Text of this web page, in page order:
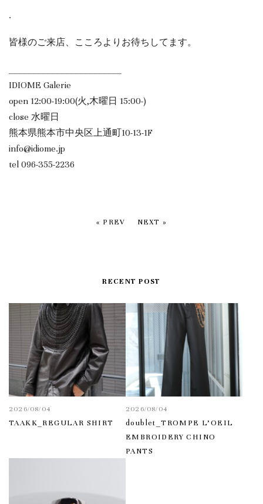
.
皆様のご来店、こころよりお待ちしてます。
IDIOME Galerie
open 12:00-19:00(火,木曜日 15:00-)
close 水曜日
熊本県熊本市中央区上通町10-13-1F
info@idiome.jp
tel 096-355-2236
« PREV NEXT »
RECENT POST
2026/08/04
TAAKK_REGULAR SHIRT
2026/08/04
doublet_TROMPE L’OEIL
EMBROIDERY CHINO
PANTS